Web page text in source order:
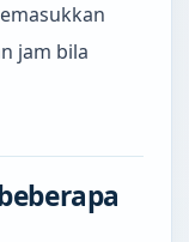
jam bila